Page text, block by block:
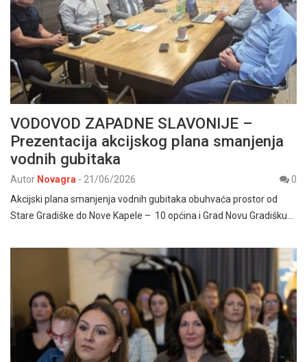
VODOVOD ZAPADNE SLAVONIJE –
Prezentacija akcijskog plana smanjenja
vodnih gubitaka
Autor Novagra - 21/06/2026
0
Akcijski plana smanjenja vodnih gubitaka obuhvaća prostor od
Stare Gradiške do Nove Kapele – 10 općina i Grad Novu Gradišku…